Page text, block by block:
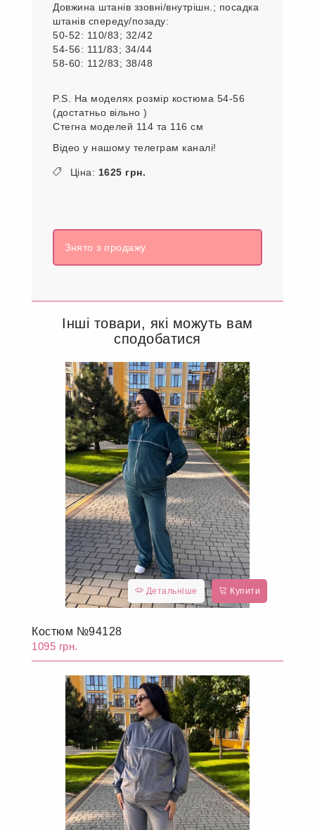
Довжина штанів ззовні/внутрішн.; посадка
штанів спереду/позаду:
50-52: 110/83; 32/42
54-56: 111/83; 34/44
58-60: 112/83; 38/48
P.S. На моделях розмір костюма 54-56
(достатньо вільно )
Стегна моделей 114 та 116 см
Відео у нашому телеграм каналі!
Ціна: 1625 грн.
Знято з продажу
Інші товари, які можуть вам
сподобатися
Детальніше Купити
Костюм №94128
1095 грн.